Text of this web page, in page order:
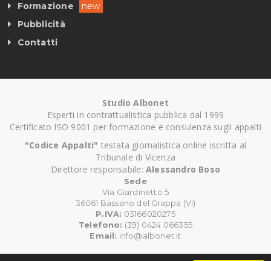
Formazione
new
Pubblicità
Contatti
Studio Albonet
Esperti in contrattualistica pubblica dal 1999
Certificato ISO 9001 per formazione e consulenza sugli appalti
"Codice Appalti" testata giornalistica online iscritta al
Tribunale di Vicenza
Direttore responsabile: Alessandro Boso
Sede
Via Giardinetto 5
36061 Bassano del Grappa (VI)
P.IVA: 03166020275
Telefono: (39) 0424 066355
Email: info@albonet.it